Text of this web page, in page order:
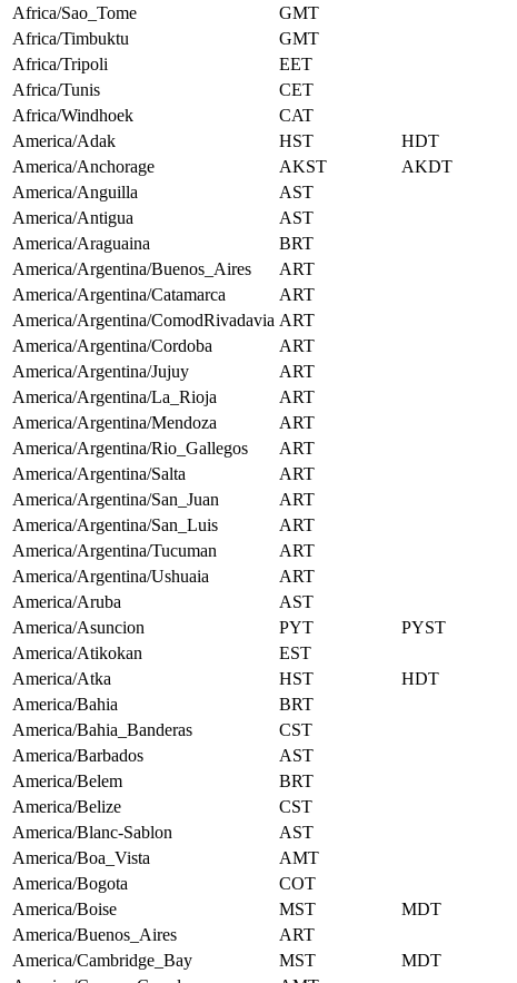
Africa/Sao_Tome
GMT
Africa/Timbuktu
GMT
Africa/Tripoli
EET
Africa/Tunis
CET
Africa/Windhoek
CAT
America/Adak
HST HDT
America/Anchorage
AKST AKDT
America/Anguilla
AST
America/Antigua
AST
America/Araguaina
BRT
America/Argentina/Buenos_Aires
ART
America/Argentina/Catamarca
ART
America/Argentina/ComodRivadavia ART
America/Argentina/Cordoba
ART
America/Argentina/Jujuy
ART
America/Argentina/La_Rioja
ART
America/Argentina/Mendoza
ART
America/Argentina/Rio_Gallegos
ART
America/Argentina/Salta
ART
America/Argentina/San_Juan
ART
America/Argentina/San_Luis
ART
America/Argentina/Tucuman
ART
America/Argentina/Ushuaia
ART
America/Aruba
AST
America/Asuncion
PYT PYST
America/Atikokan
EST
America/Atka
HST HDT
America/Bahia
BRT
America/Bahia_Banderas
CST
America/Barbados
AST
America/Belem
BRT
America/Belize
CST
America/Blanc-Sablon
AST
America/Boa_Vista
AMT
America/Bogota
COT
America/Boise
MST MDT
America/Buenos_Aires
ART
America/Cambridge_Bay
MST MDT